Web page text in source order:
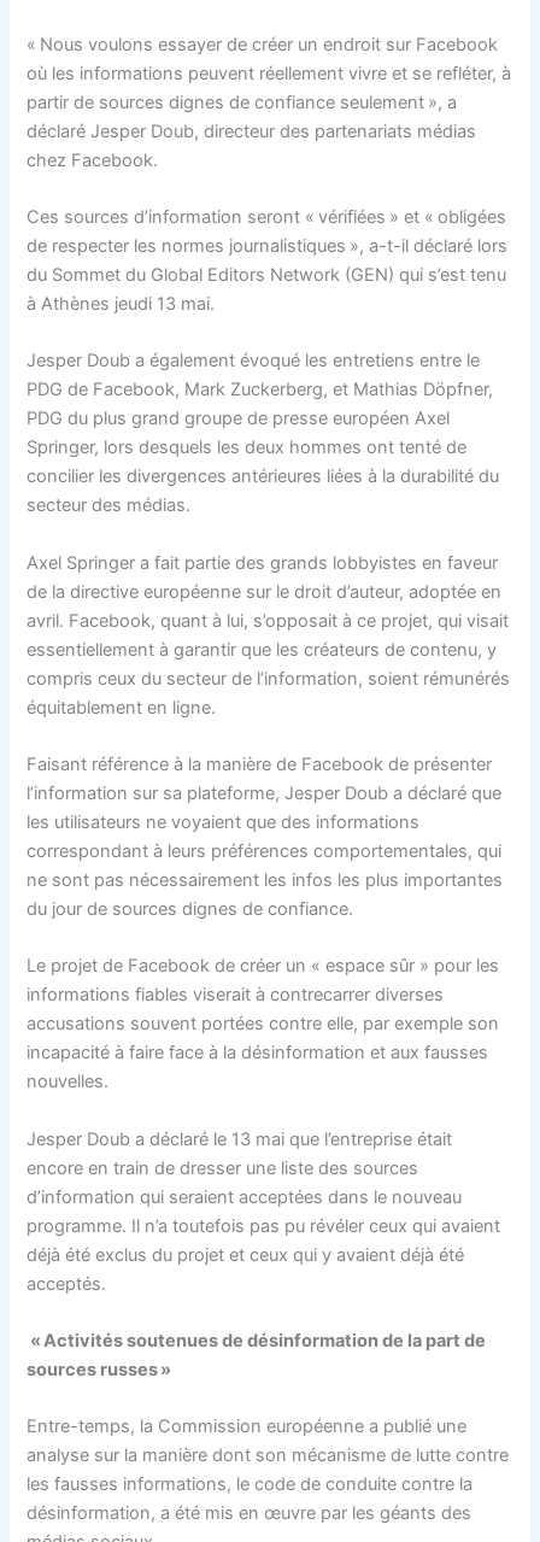
« Nous voulons essayer de créer un endroit sur Facebook
où les informations peuvent réellement vivre et se refléter, à
partir de sources dignes de confiance seulement », a
déclaré Jesper Doub, directeur des partenariats médias
chez Facebook.
Ces sources d’information seront « vérifiées » et « obligées
de respecter les normes journalistiques », a-t-il déclaré lors
du Sommet du Global Editors Network (GEN) qui s’est tenu
à Athènes jeudi 13 mai.
Jesper Doub a également évoqué les entretiens entre le
PDG de Facebook, Mark Zuckerberg, et Mathias Döpfner,
PDG du plus grand groupe de presse européen Axel
Springer, lors desquels les deux hommes ont tenté de
concilier les divergences antérieures liées à la durabilité du
secteur des médias.
Axel Springer a fait partie des grands lobbyistes en faveur
de la directive européenne sur le droit d’auteur, adoptée en
avril. Facebook, quant à lui, s’opposait à ce projet, qui visait
essentiellement à garantir que les créateurs de contenu, y
compris ceux du secteur de l’information, soient rémunérés
équitablement en ligne.
Faisant référence à la manière de Facebook de présenter
l’information sur sa plateforme, Jesper Doub a déclaré que
les utilisateurs ne voyaient que des informations
correspondant à leurs préférences comportementales, qui
ne sont pas nécessairement les infos les plus importantes
du jour de sources dignes de confiance.
Le projet de Facebook de créer un « espace sûr » pour les
informations fiables viserait à contrecarrer diverses
accusations souvent portées contre elle, par exemple son
incapacité à faire face à la désinformation et aux fausses
nouvelles.
Jesper Doub a déclaré le 13 mai que l’entreprise était
encore en train de dresser une liste des sources
d’information qui seraient acceptées dans le nouveau
programme. Il n’a toutefois pas pu révéler ceux qui avaient
déjà été exclus du projet et ceux qui y avaient déjà été
acceptés.
« Activités soutenues de désinformation de la part de
sources russes »
Entre-temps, la Commission européenne a publié une
analyse sur la manière dont son mécanisme de lutte contre
les fausses informations, le code de conduite contre la
désinformation, a été mis en œuvre par les géants des